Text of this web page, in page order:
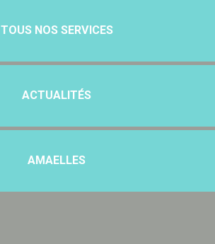
TOUS NOS SERVICES
ACTUALITÉS
AMAELLES